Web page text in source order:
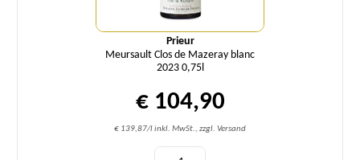
Prieur
Meursault Clos de Mazeray blanc
2023 0,75l
€ 104,90
€ 139,87/l inkl. MwSt., zzgl. Versand